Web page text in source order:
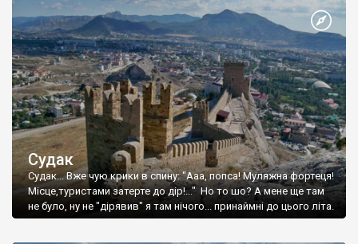
Судак
Судак... Вже чую крики в спину: "Ааа, попса! Муляжна фортеця!
Місце,туристами затерте до дір!..." Но то шо? А мене ще там
не було, ну не "дірявив" я там нічого... принаймні до цього літа.